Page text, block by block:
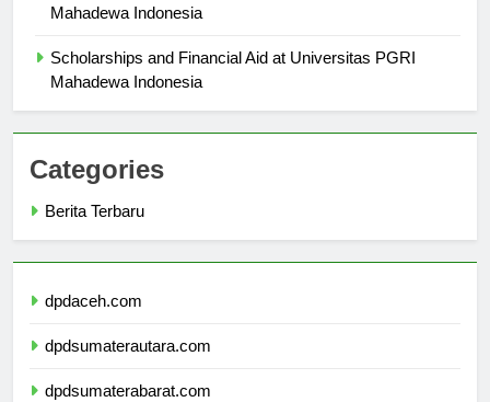
Mahadewa Indonesia
Scholarships and Financial Aid at Universitas PGRI
Mahadewa Indonesia
Categories
Berita Terbaru
dpdaceh.com
dpdsumaterautara.com
dpdsumaterabarat.com